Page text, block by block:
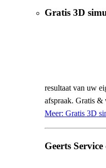
Gratis 3D
resultaat van uw
afspraak. Gratis
Meer: Gratis 3D
Geerts Service